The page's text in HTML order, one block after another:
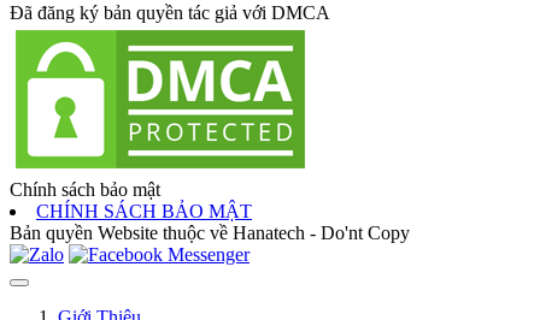
Đã đăng ký bản quyền tác giả với DMCA
Chính sách bảo mật
CHÍNH SÁCH BẢO MẬT
Bản quyền Website thuộc về Hanatech - Do'nt Copy